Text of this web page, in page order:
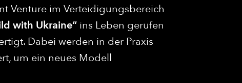
Venture im Verteidigungsbereich
with Ukraine“ ins Leben gerufen
Dabei werden in der Praxis
um ein neues Modell